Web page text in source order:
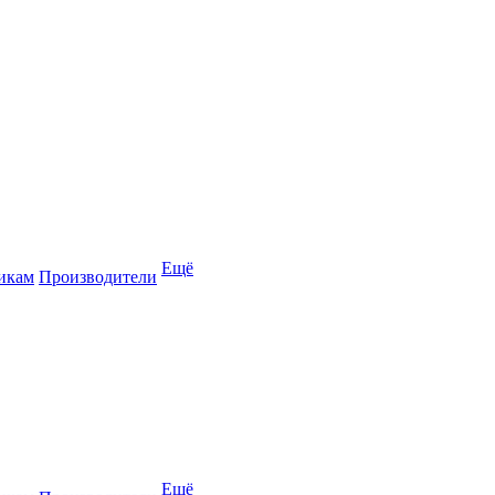
Производители Ещё
Ещё